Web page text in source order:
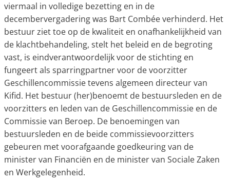
viermaal in volledige bezetting en in de
decembervergadering was Bart Combée verhinderd. Het
bestuur ziet toe op de kwaliteit en onafhankelijkheid van
de klachtbehandeling, stelt het beleid en de begroting
vast, is eindverantwoordelijk voor de stichting en
fungeert als sparringpartner voor de voorzitter
Geschillencommissie tevens algemeen directeur van
Kifid. Het bestuur (her)benoemt de bestuursleden en de
voorzitters en leden van de Geschillencommissie en de
Commissie van Beroep. De benoemingen van
bestuursleden en de beide commissievoorzitters
gebeuren met voorafgaande goedkeuring van de
minister van Financiën en de minister van Sociale Zaken
en Werkgelegenheid.